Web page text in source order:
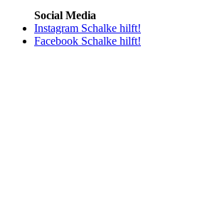
Social Media
Instagram Schalke hilft!
Facebook Schalke hilft!